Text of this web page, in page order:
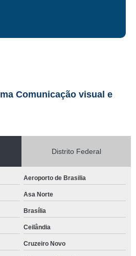
Comunicação visual e
Distrito Federal
Aeroporto de Brasilia
Asa Norte
Brasília
Ceilândia
Cruzeiro Novo